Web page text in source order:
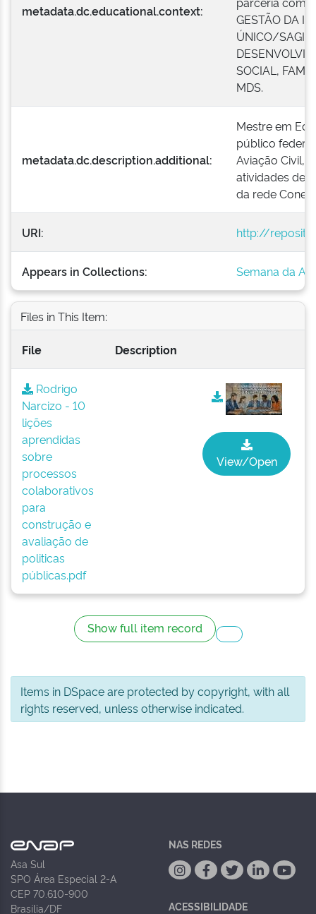
metadata.dc.educational.context:
GESTÃO DA
ÚNICO/
SOCIAL,
MDS.
metadata.dc.description.additional:
Mestre em
público
Aviação Civil,
atividades de
da rede
URI: http://
Appears in Collections: Semana da
Files in This Item:
File Description
Rodrigo
Narcizo - 10
lições
aprendidas
sobre
processos
colaborativos
para
construção e
avaliação de
politicas
públicas.pdf
View/Open
Show full item record
Items in DSpace are protected by copyright, with all
rights reserved, unless otherwise indicated.
Asa Sul
SPO Área Especial 2-A
CEP 70.610-900
Brasília/DF
NAS REDES
ACESSIBILIDADE